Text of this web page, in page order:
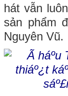
hát vẫn
sản phẩm
Nguyên Vũ.